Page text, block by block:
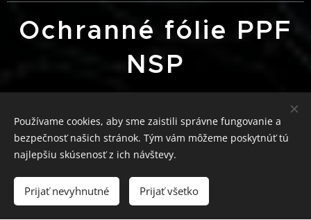
Ochranné fólie PPF
NSP
Používame cookies, aby sme zaistili správne fungovanie a
bezpečnosť našich stránok. Tým vám môžeme poskytnúť tú
najlepšiu skúsenosť z ich návštevy.
Prijať nevyhnutné Prijať všetko